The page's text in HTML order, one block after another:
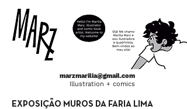
marzmarilia@gmail.com
Illustration + comics
EXPOSIÇÃO MUROS DA FARIA LIMA